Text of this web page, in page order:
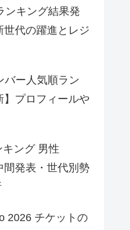
ンキング結果発
代の躍進とレジ
バー人気順ラン
】プロフィールや
ング 男性
間発表・世代別勢
2026 チケットの